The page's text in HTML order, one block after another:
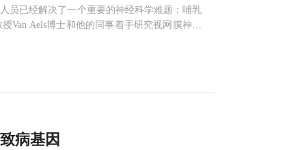
员已经解决了一个重要的神经科学难题：哺乳
Van Aels博士和他的同事着手研究视网膜神经
病基因